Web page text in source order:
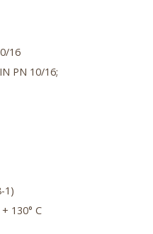
16
PN 10/16;
1)
130° C